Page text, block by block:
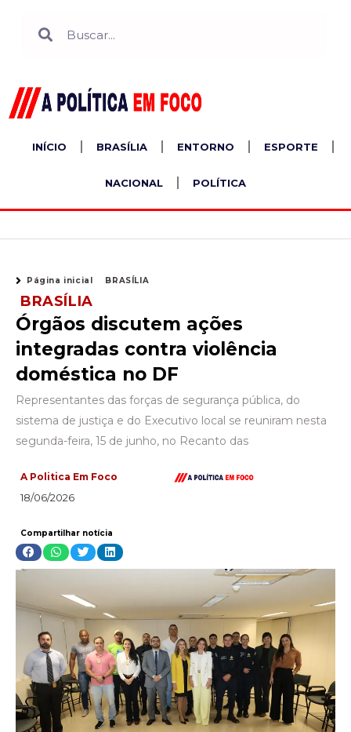
INÍCIO BRASÍLIA ENTORNO ESPORTE
NACIONAL POLÍTICA
Página inicial BRASÍLIA
BRASÍLIA
Órgãos discutem ações
integradas contra violência
doméstica no DF
Representantes das forças de segurança pública, do
sistema de justiça e do Executivo local se reuniram nesta
segunda-feira, 15 de junho, no Recanto das
A Politica Em Foco
18/06/2026
Compartilhar notícia